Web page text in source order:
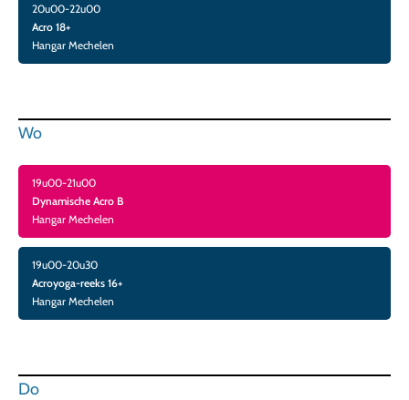
20u00-22u00
Acro 18+
Hangar Mechelen
Wo
19u00-21u00
Dynamische Acro B
Hangar Mechelen
19u00-20u30
Acroyoga-reeks 16+
Hangar Mechelen
Do